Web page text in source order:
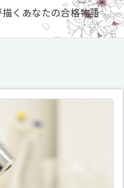
くあなたの合格物語